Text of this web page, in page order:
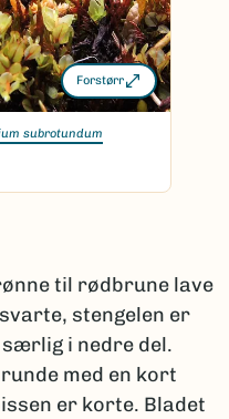
Forstørr
subrotundum
til rødbrune lave
stengelen er
i nedre del.
med en kort
er korte. Bladet